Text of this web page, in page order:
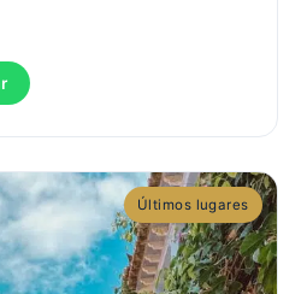
Últimos lugares